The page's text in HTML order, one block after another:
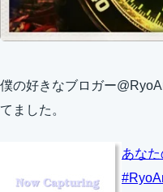
僕の好きなブロガー
てました。
あな